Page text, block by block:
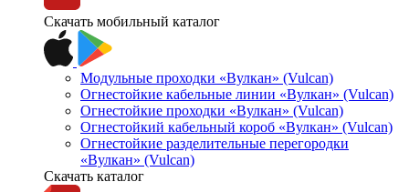
Скачать мобильный каталог
Модульные проходки «Вулкан» (Vulcan)
Огнестойкие кабельные линии «Вулкан» (Vulcan)
Огнестойкие проходки «Вулкан» (Vulcan)
Огнестойкий кабельный короб «Вулкан» (Vulcan)
Огнестойкие разделительные перегородки
«Вулкан» (Vulcan)
Скачать каталог